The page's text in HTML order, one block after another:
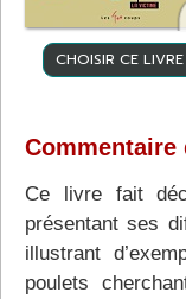
CHOISIR CE LIVRE
Ce livre fait
présentant ses
illustrant
poulets